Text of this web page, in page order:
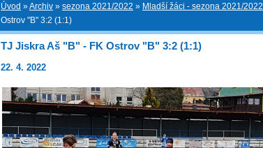
Úvod »Archiv » sezona 2021/2022 » Mladší žáci - sezona 2021/2022
Ostrov "B" 3:2 (1:1)
TJ Jiskra Aš "B" - FK Ostrov "B" 3:2 (1:1)
22. 4. 2022